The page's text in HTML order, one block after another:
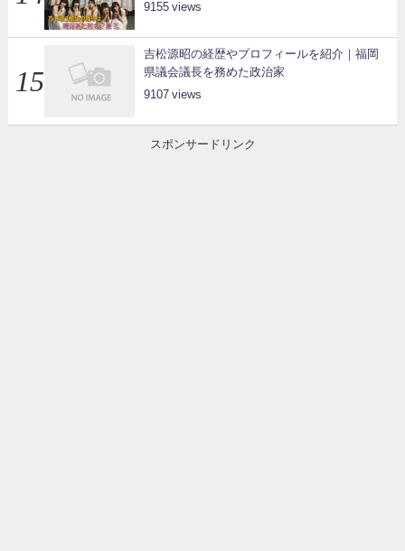
9155
吉松源昭の経歴やプロフィールを紹介｜福岡
県議会議長を務めた政治家
9107
スポンサードリンク